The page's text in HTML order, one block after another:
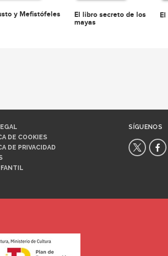
y Mefistófeles
El libro secreto de los
mayas
DE COOKIES
DE PRIVACIDAD
SÍGUENOS